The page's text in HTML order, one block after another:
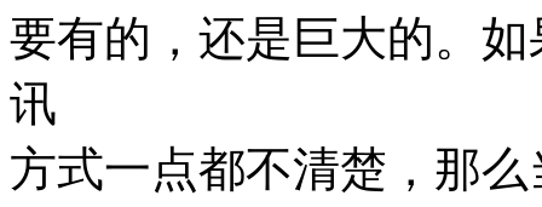
要有的，还是巨大的。
讯
方式一点都不清楚，那